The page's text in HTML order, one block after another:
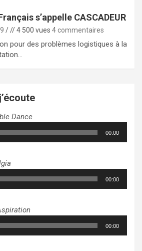
s’appelle CASCADEUR
// 4 500 vues 4 commentaires
pour des problèmes logistiques à la
Dance
00:00
00:00
00:00